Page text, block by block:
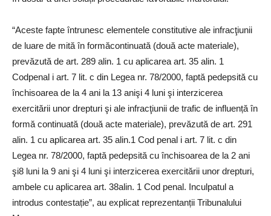
“Aceste fapte întrunesc elementele constitutive ale infracţiunii
de luare de mită în formăcontinuată (două acte materiale),
prevăzută de art. 289 alin. 1 cu aplicarea art. 35 alin. 1
Codpenal i art. 7 lit. c din Legea nr. 78/2000, faptă pedepsită cu
închisoarea de la 4 ani la 13 anişi 4 luni şi interzicerea
exercitării unor drepturi şi ale infracţiunii de trafic de influență în
formă continuată (două acte materiale), prevăzută de art. 291
alin. 1 cu aplicarea art. 35 alin.1 Cod penal i art. 7 lit. c din
Legea nr. 78/2000, faptă pedepsită cu închisoarea de la 2 ani
şi8 luni la 9 ani şi 4 luni şi interzicerea exercitării unor drepturi,
ambele cu aplicarea art. 38alin. 1 Cod penal. Inculpatul a
introdus contestație”, au explicat reprezentanții Tribunalului